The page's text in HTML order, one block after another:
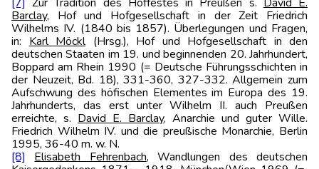
Barclay, Hof und Hofgesellschaft in der Zeit Friedrich
Wilhelms IV. (1840 bis 1857). Überlegungen und Fragen,
in: Karl Möckl(Hrsg.), Hof und Hofgesellschaft in den
deutschen Staaten im 19. und beginnenden 20. Jahrhundert,
Boppard am Rhein 1990 (= Deutsche Führungsschichten in
der Neuzeit, Bd. 18), 331-360, 327-332. Allgemein zum
Aufschwung des höfischen Elementes im Europa des 19.
Jahrhunderts, das erst unter Wilhelm II. auch Preußen
erreichte, s. David E. Barclay, Anarchie und guter Wille.
Friedrich Wilhelm IV. und die preußische Monarchie, Berlin
1995, 36-40 m. w. N.
[8]
Elisabeth Fehrenbach, Wandlungen des deutschen